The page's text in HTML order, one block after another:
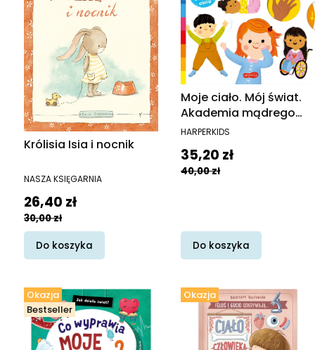
Królisia Isia i nocnik
PRODUCENT
NASZA KSIĘGARNIA
Cena promocyjna
26,40 zł
30,00 zł
Do koszyka
Moje ciało. Mój świat.
Akademia mądrego
dziecka.
PRODUCENT
HARPERKIDS
Cena promocyjna
35,20 zł
40,00 zł
Do koszyka
Okazja
Bestseller
Okazja